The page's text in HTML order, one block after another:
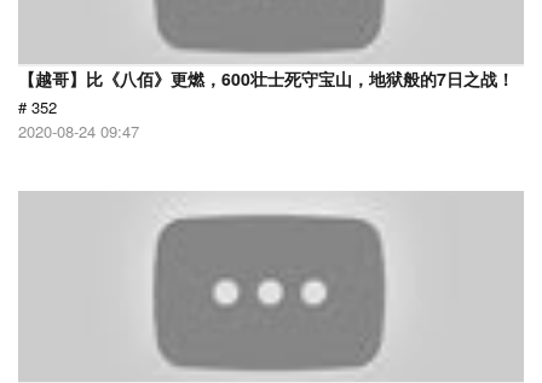
【越哥】比《八佰》更燃，600壮士死守宝山，地狱般的7日之战！
# 352
2020-08-24 09:47